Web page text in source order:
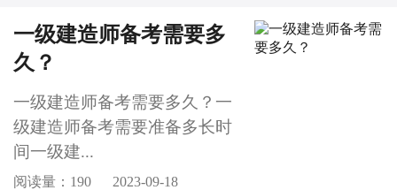
一级建造师备考需要多
久？
一级建造师备考需要多久？一
级建造师备考需要准备多长时
间一级建...
阅读量：190 2023-09-18